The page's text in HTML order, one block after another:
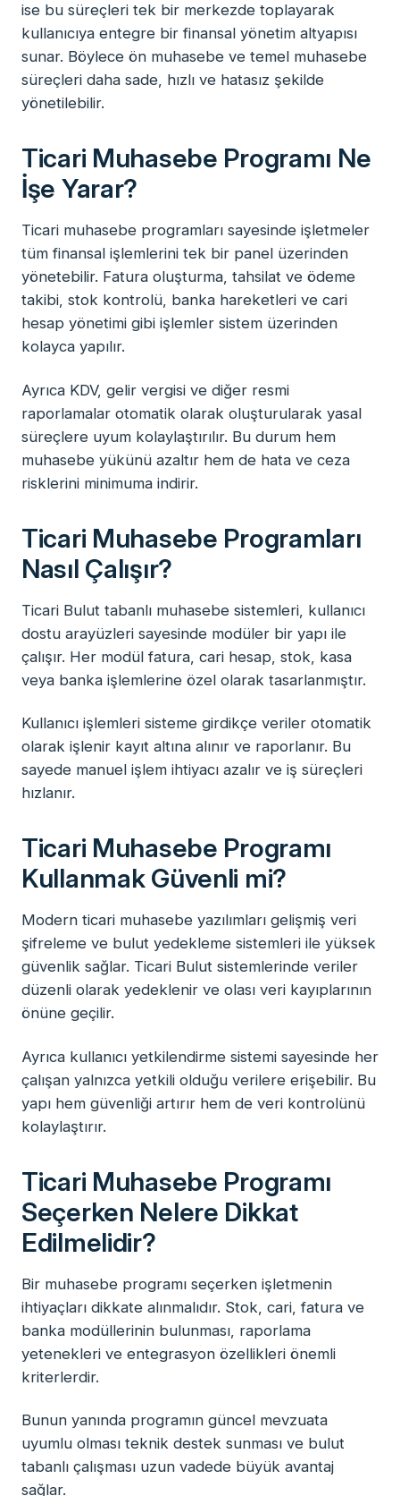
ise bu süreçleri tek bir merkezde toplayarak
kullanıcıya entegre bir finansal yönetim altyapısı
sunar. Böylece ön muhasebe ve temel muhasebe
süreçleri daha sade, hızlı ve hatasız şekilde
yönetilebilir.
Ticari Muhasebe Programı Ne
İşe Yarar?
Ticari muhasebe programları sayesinde işletmeler
tüm finansal işlemlerini tek bir panel üzerinden
yönetebilir. Fatura oluşturma, tahsilat ve ödeme
takibi, stok kontrolü, banka hareketleri ve cari
hesap yönetimi gibi işlemler sistem üzerinden
kolayca yapılır.
Ayrıca KDV, gelir vergisi ve diğer resmi
raporlamalar otomatik olarak oluşturularak yasal
süreçlere uyum kolaylaştırılır. Bu durum hem
muhasebe yükünü azaltır hem de hata ve ceza
risklerini minimuma indirir.
Ticari Muhasebe Programları
Nasıl Çalışır?
Ticari Bulut tabanlı muhasebe sistemleri, kullanıcı
dostu arayüzleri sayesinde modüler bir yapı ile
çalışır. Her modül fatura, cari hesap, stok, kasa
veya banka işlemlerine özel olarak tasarlanmıştır.
Kullanıcı işlemleri sisteme girdikçe veriler otomatik
olarak işlenir kayıt altına alınır ve raporlanır. Bu
sayede manuel işlem ihtiyacı azalır ve iş süreçleri
hızlanır.
Ticari Muhasebe Programı
Kullanmak Güvenli mi?
Modern ticari muhasebe yazılımları gelişmiş veri
şifreleme ve bulut yedekleme sistemleri ile yüksek
güvenlik sağlar. Ticari Bulut sistemlerinde veriler
düzenli olarak yedeklenir ve olası veri kayıplarının
önüne geçilir.
Ayrıca kullanıcı yetkilendirme sistemi sayesinde her
çalışan yalnızca yetkili olduğu verilere erişebilir. Bu
yapı hem güvenliği artırır hem de veri kontrolünü
kolaylaştırır.
Ticari Muhasebe Programı
Seçerken Nelere Dikkat
Edilmelidir?
Bir muhasebe programı seçerken işletmenin
ihtiyaçları dikkate alınmalıdır. Stok, cari, fatura ve
banka modüllerinin bulunması, raporlama
yetenekleri ve entegrasyon özellikleri önemli
kriterlerdir.
Bunun yanında programın güncel mevzuata
uyumlu olması teknik destek sunması ve bulut
tabanlı çalışması uzun vadede büyük avantaj
sağlar.